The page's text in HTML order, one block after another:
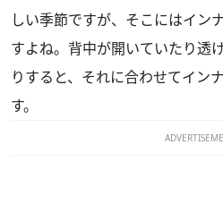
しい季節ですが、そこにはイン
すよね。背中が開いていたり透
りすると、それに合わせてイン
す。